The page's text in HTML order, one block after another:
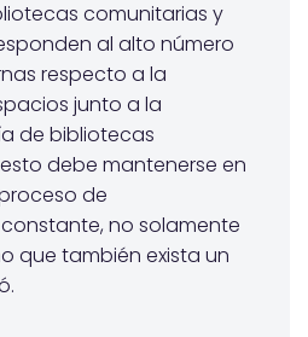
comunitarias y
al alto número
respecto a la
junto a la
de bibliotecas
debe mantenerse en
de
no solamente
que también exista un